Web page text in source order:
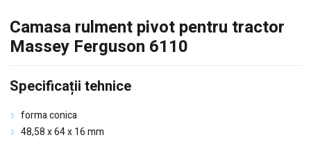
Camasa rulment pivot pentru tractor
Massey Ferguson 6110
Specificații tehnice
forma conica
48,58 x 64 x 16 mm